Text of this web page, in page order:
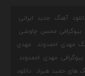
آهنگ جدید ایرانی
بیوگرافی محسن چاوشی
مهدی احمدوند
مهدی
بیوگرافی مهدی احمدوند
های حمید هیراد
دانلود